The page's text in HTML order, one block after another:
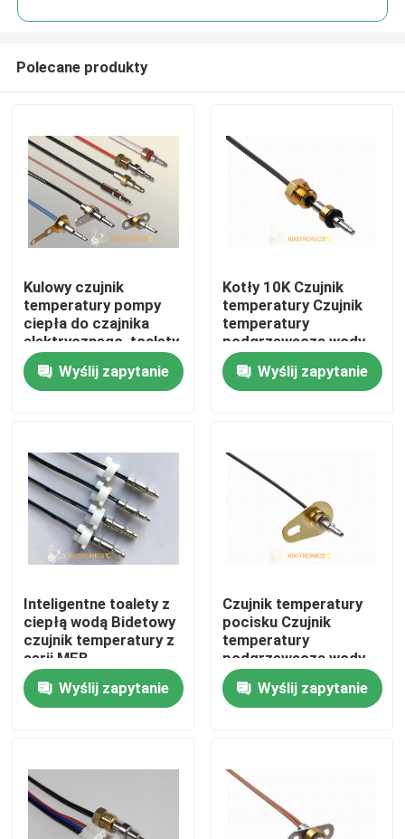
Dom
O nas
Produkty
Czujnik temperatury NTC
Medyczne sondy temperatury
Samochodowy czujnik temperatury
Termistory z powłoką epoksydową
Czujniki AGD
Polecane produkty
Kulowy czujnik
temperatury pompy
ciepła do czajnika
elektrycznego, toalety
bidetowej, maszyny do
spieniania mleka,
podgrzewacza do
Wyślij zapytanie
Kotły 10K Czujnik
temperatury Czujnik
temperatury
podgrzewacza wody
Seria MFB-6
Wyślij zapytanie
Inteligentne toalety z
ciepłą wodą Bidetowy
czujnik temperatury z
serii MFB
Wyślij zapytanie
Czujnik temperatury
pocisku Czujnik
temperatury
podgrzewacza wody
10K Seria MFB-8
Wyślij zapytanie